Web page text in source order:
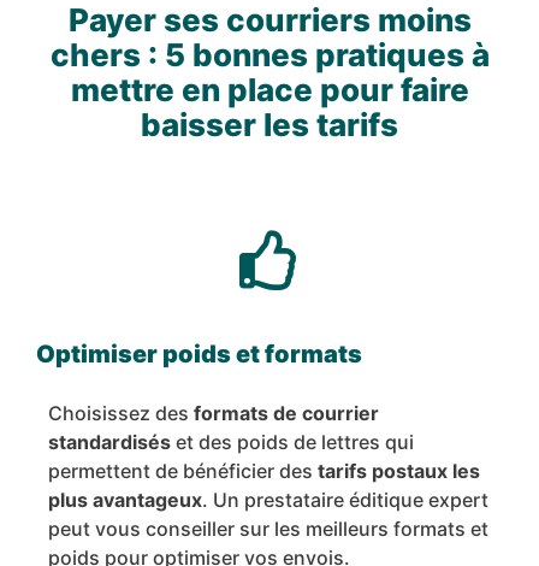
Payer ses courriers moins
chers : 5 bonnes pratiques à
mettre en place pour faire
baisser les tarifs
Optimiser poids et formats
Choisissez des formats de courrier
standardisés et des poids de lettres qui
permettent de bénéficier des tarifs postaux les
plus avantageux. Un prestataire éditique expert
peut vous conseiller sur les meilleurs formats et
poids pour optimiser vos envois.